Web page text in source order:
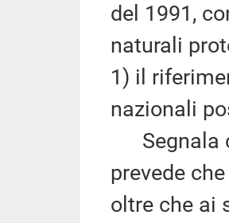
del 1991,
naturali
1) il
nazionali
Segnala
prevede
oltre che ai